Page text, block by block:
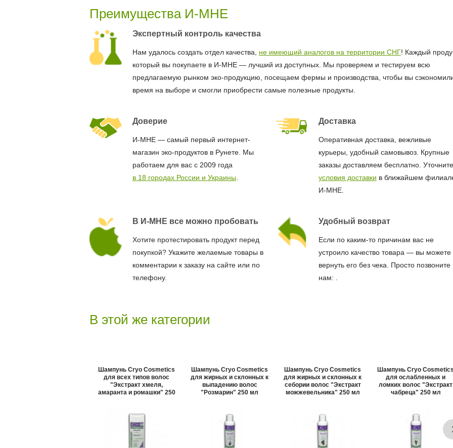
Преимущества И-МНЕ
Экспертный контроль качества
Нам удалось создать отдел качества, не имеющий аналогов на территории СНГ! Каждый
который вы покупаете в И-МНЕ — лучший из доступных. Мы проверяем и тестируем всю
предлагаемую рынком эко-продукцию, посещаем фермы и производства, чтобы вы
время на выборе и смогли приобрести самые полезные продукты.
Доверие
И-МНЕ — самый первый интернет-
магазин эко-продуктов в Рунете. Мы
работаем для вас с 2009 года
в 18 городах России и Украины
Доставка
Оперативная доставка, вежливые
курьеры, удобный самовывоз. Крупные
заказы доставляем бесплатно. Уточните
условия доставки в ближайшем
И-МНЕ.
В И-МНЕ все можно пробовать
Хотите протестировать продукт перед
покупкой? Укажите желаемые товары в
комментарии к заказу на сайте или по
телефону.
Удобный возврат
Если по каким-то причинам вас не
устроило качество товара — вы можете
вернуть его без чека. Просто позвоните
нам:
В этой же категории
Шампунь Cryo Cosmetics
для всех типов волос
"Экстракт хмеля,
амаранта и ромашки" 250
Шампунь Cryo Cosmetics
для жирных и склонных к
выпадению волос
"Розмарин" 250 мл
Шампунь Cryo Cosmetics
для жирных и склонных к
себории волос "Экстракт
можжевельника" 250 мл
Шампунь Cryo Cosmetics
для ослабленных и
ломких волос "Экстракт
чабреца" 250 мл